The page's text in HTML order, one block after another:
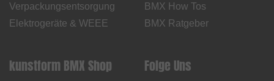
Verpackungsentsorgung
Elektrogeräte & WEEE
BMX How Tos
BMX Ratgeber
kunstform BMX Shop Folge Uns